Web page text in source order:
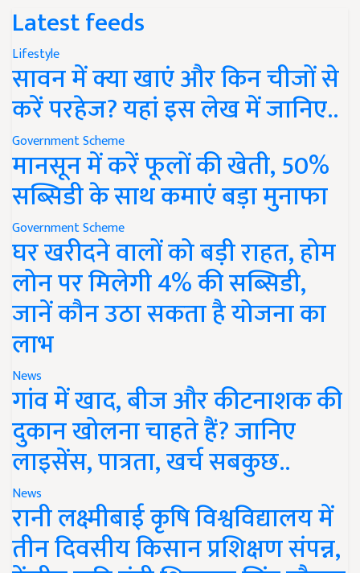
Latest feeds
Lifestyle
सावन में क्या खाएं और किन चीजों से
करें परहेज? यहां इस लेख में जानिए..
Government Scheme
मानसून में करें फूलों की खेती, 50%
सब्सिडी के साथ कमाएं बड़ा मुनाफा
Government Scheme
घर खरीदने वालों को बड़ी राहत, होम
लोन पर मिलेगी 4% की सब्सिडी,
जानें कौन उठा सकता है योजना का
लाभ
News
गांव में खाद, बीज और कीटनाशक की
दुकान खोलना चाहते हैं? जानिए
लाइसेंस, पात्रता, खर्च सबकुछ..
News
रानी लक्ष्मीबाई कृषि विश्वविद्यालय में
तीन दिवसीय किसान प्रशिक्षण संपन्न,